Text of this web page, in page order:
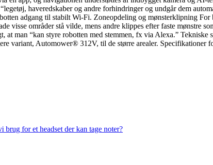
haveredskaber og andre forhindringer og undgår dem
adgang til stabilt Wi-Fi. Zoneopdeling og mønsterklipning
visse områder stå vilde, mens andre klippes efter faste mønstre
at man “kan styre robotten med stemmen, fx via Alexa.”
variant, Automower® 312V, til de større arealer.
for et headset der kan tage noter?